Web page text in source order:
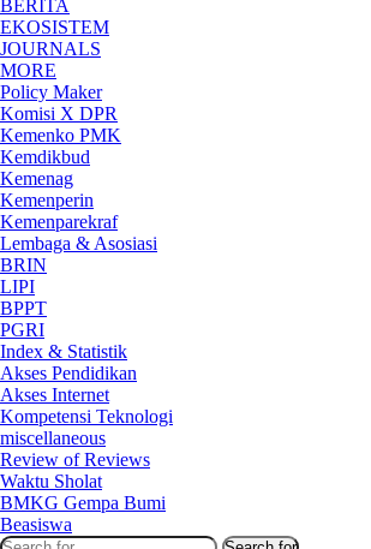
BERITA
EKOSISTEM
JOURNALS
MORE
Policy Maker
Komisi X DPR
Kemenko PMK
Kemdikbud
Kemenag
Kemenperin
Kemenparekraf
Lembaga & Asosiasi
BRIN
LIPI
BPPT
PGRI
Index & Statistik
Akses Pendidikan
Akses Internet
Kompetensi Teknologi
miscellaneous
Review of Reviews
Waktu Sholat
BMKG Gempa Bumi
Beasiswa